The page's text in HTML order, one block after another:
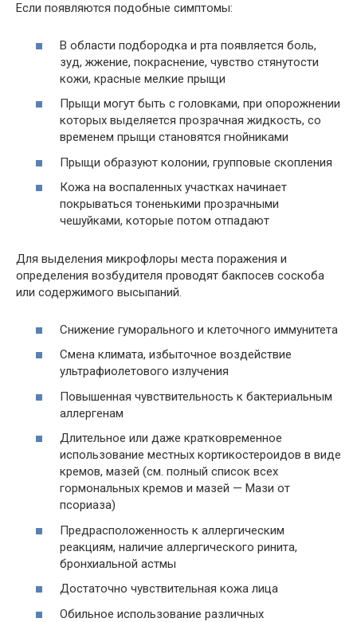
Если появляются подобные симптомы:
В области подбородка и рта появляется боль,
зуд, жжение, покраснение, чувство стянутости
кожи, красные мелкие прыщи
Прыщи могут быть с головками, при опорожнении
которых выделяется прозрачная жидкость, со
временем прыщи становятся гнойниками
Прыщи образуют колонии, групповые скопления
Кожа на воспаленных участках начинает
покрываться тоненькими прозрачными
чешуйками, которые потом отпадают
Для выделения микрофлоры места поражения и
определения возбудителя проводят бакпосев соскоба
или содержимого высыпаний.
Снижение гуморального и клеточного иммунитета
Смена климата, избыточное воздействие
ультрафиолетового излучения
Повышенная чувствительность к бактериальным
аллергенам
Длительное или даже кратковременное
использование местных кортикостероидов в виде
кремов, мазей (см. полный список всех
гормональных кремов и мазей — Мази от
псориаза)
Предрасположенность к аллергическим
реакциям, наличие аллергического ринита,
бронхиальной астмы
Достаточно чувствительная кожа лица
Обильное использование различных